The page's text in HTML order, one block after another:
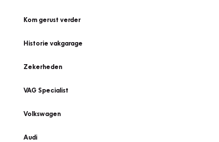
Kom gerust verder
Historie vakgarage
Zekerheden
VAG Specialist
Volkswagen
Audi